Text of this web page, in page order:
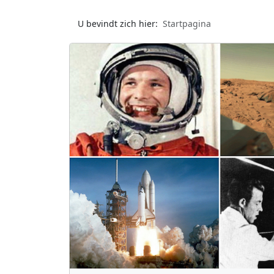
U bevindt zich hier: Startpagina